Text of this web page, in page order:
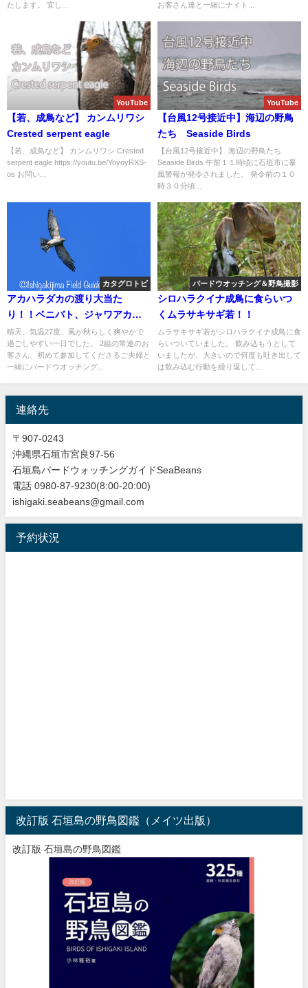
たします。 宜し...
お客さん達と一緒にナイト...
YouTube
【若、成鳥など】 カンムリワシ
Crested serpent eagle
【若、成鳥など】 カンムリワシ Crested
serpent eagle https://youtu.be/YoyoyRXS-
os お問い...
YouTube
【台風12号接近中】海辺の野鳥
たち Seaside Birds
【台風12号接近中】 海辺の野鳥たち
Seaside Birds 午前１１時頃に石垣市に暴
風警報が発令されました。 発令前の１０
時３０分頃...
カタグロトビ
アカハラダカの渡り大当た
り！！ベニバト、ジャワアカガ
シラサギ、カタグロトビ等など
盛り沢山のバードウオッチング
＆野鳥撮影ガイド。
晴天、気温27度、風が秋らしく爽やかで
過ごしやすい一日でした。 2組の常連のお
客さん、初めて参加してくださるご夫婦と
一緒にバードウオッチング...
バードウオッチング＆野鳥撮影
シロハラクイナ成鳥に食らいつ
くムラサキサギ若！！
ムラサキサギ若がシロハラクイナ成鳥に食
らいついていました。 飲み込もうとして
いましたが、大きいので何度も吐き出して
は飲み込む行動を繰り返して...
連絡先
〒907-0243
沖縄県石垣市宮良97-56
石垣島バードウォッチングガイドSeaBeans
電話 0980-87-9230(8:00-20:00)
ishigaki.seabeans@gmail.com
予約状況
改訂版 石垣島の野鳥図鑑（メイツ出版）
改訂版 石垣島の野鳥図鑑